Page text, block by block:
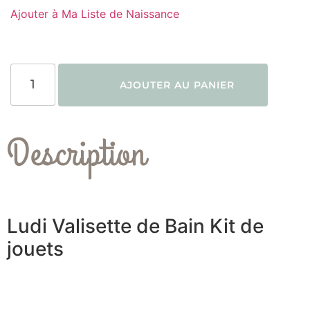
Ajouter à Ma Liste de Naissance
AJOUTER AU PANIER
Description
Ludi Valisette de Bain Kit de
jouets